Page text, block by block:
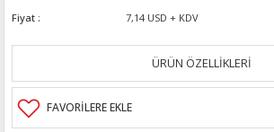
Fiyat
7,14 USD + KDV
ÜRÜN ÖZELLİKLERİ